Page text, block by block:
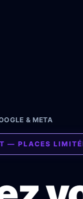
& META
— PLACES